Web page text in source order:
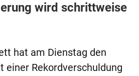
wird schrittweise
hat am Dienstag den
einer Rekordverschuldung